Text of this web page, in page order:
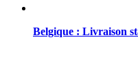
Belgique : Livraison